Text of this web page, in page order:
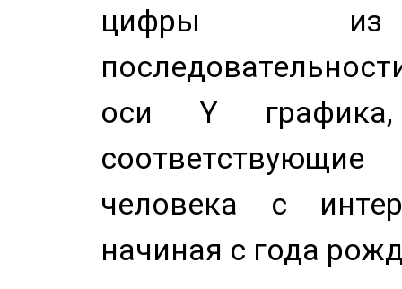
цифры из
оси Y
человека с
начиная с года